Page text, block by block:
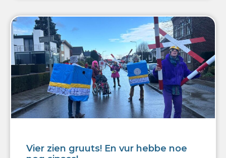
Vier zien gruuts! En vur hebbe noe